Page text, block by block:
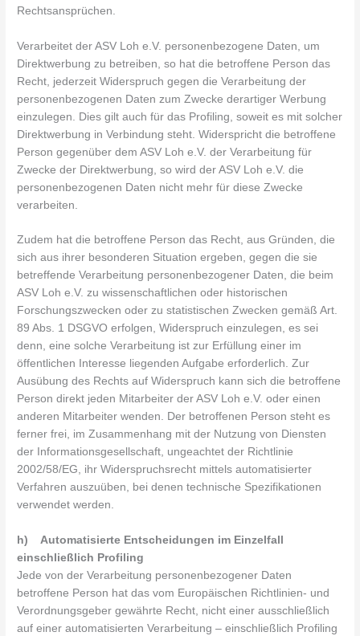
Rechtsansprüchen.
Verarbeitet der ASV Loh e.V. personenbezogene Daten, um
Direktwerbung zu betreiben, so hat die betroffene Person das
Recht, jederzeit Widerspruch gegen die Verarbeitung der
personenbezogenen Daten zum Zwecke derartiger Werbung
einzulegen. Dies gilt auch für das Profiling, soweit es mit solcher
Direktwerbung in Verbindung steht. Widerspricht die betroffene
Person gegenüber dem ASV Loh e.V. der Verarbeitung für
Zwecke der Direktwerbung, so wird der ASV Loh e.V. die
personenbezogenen Daten nicht mehr für diese Zwecke
verarbeiten.
Zudem hat die betroffene Person das Recht, aus Gründen, die
sich aus ihrer besonderen Situation ergeben, gegen die sie
betreffende Verarbeitung personenbezogener Daten, die beim
ASV Loh e.V. zu wissenschaftlichen oder historischen
Forschungszwecken oder zu statistischen Zwecken gemäß Art.
89 Abs. 1 DSGVO erfolgen, Widerspruch einzulegen, es sei
denn, eine solche Verarbeitung ist zur Erfüllung einer im
öffentlichen Interesse liegenden Aufgabe erforderlich. Zur
Ausübung des Rechts auf Widerspruch kann sich die betroffene
Person direkt jeden Mitarbeiter der ASV Loh e.V. oder einen
anderen Mitarbeiter wenden. Der betroffenen Person steht es
ferner frei, im Zusammenhang mit der Nutzung von Diensten
der Informationsgesellschaft, ungeachtet der Richtlinie
2002/58/EG, ihr Widerspruchsrecht mittels automatisierter
Verfahren auszuüben, bei denen technische Spezifikationen
verwendet werden.
h) Automatisierte Entscheidungen im Einzelfall
einschließlich Profiling
Jede von der Verarbeitung personenbezogener Daten
betroffene Person hat das vom Europäischen Richtlinien- und
Verordnungsgeber gewährte Recht, nicht einer ausschließlich
auf einer automatisierten Verarbeitung – einschließlich Profiling